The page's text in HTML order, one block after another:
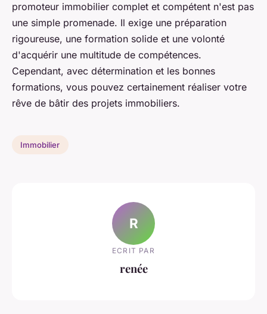
promoteur immobilier complet et compétent n'est pas
une simple promenade. Il exige une préparation
rigoureuse, une formation solide et une volonté
d'acquérir une multitude de compétences.
Cependant, avec détermination et les bonnes
formations, vous pouvez certainement réaliser votre
rêve de bâtir des projets immobiliers.
Immobilier
R
ECRIT PAR
renée